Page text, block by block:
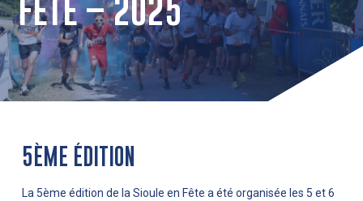
FÊTE – 2025
5ÈME ÉDITION
La 5ème édition de la Sioule en Fête a été organisée les 5 et 6